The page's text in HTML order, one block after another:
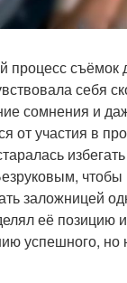
процесс съёмок
себя
сомнения и
от участия в
чтобы
заложницей
её позицию
успешного, но